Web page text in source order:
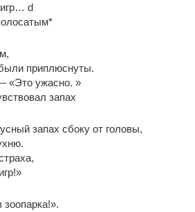
d
приплюснуты.
«Это ужасно. »
запах
запах сбоку от головы,